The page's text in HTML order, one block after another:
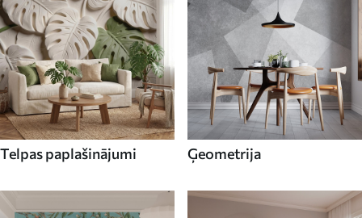
Telpas paplašinājumi Ģeometrija